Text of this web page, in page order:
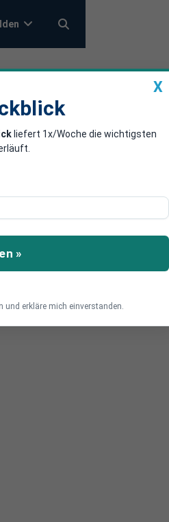
185
X
liefert 1x/Woche die wichtigsten
»
und erkläre mich einverstanden.